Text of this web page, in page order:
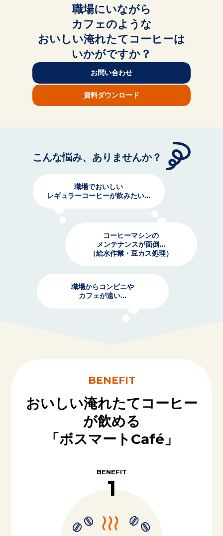
職場にいながら
カフェのような
おいしい淹れたてコーヒーは
いかがですか？
お問い合わせ
資料ダウンロード
こんな悩み、ありませんか？
職場でおいしい
レギュラーコーヒーが飲みたい...
コーヒーマシンの
メンテナンスが面倒...
（給水作業・豆カス処理）
職場からコンビニや
カフェが遠い...
BENEFIT
おいしい淹れたてコーヒー
が飲める
「ボスマートCafé」
BENEFIT
1